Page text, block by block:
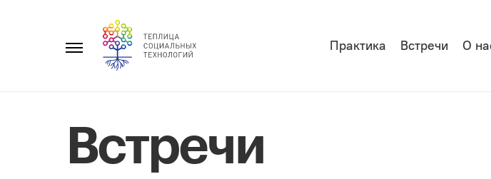
Главное
Практика Встречи О
Встречи